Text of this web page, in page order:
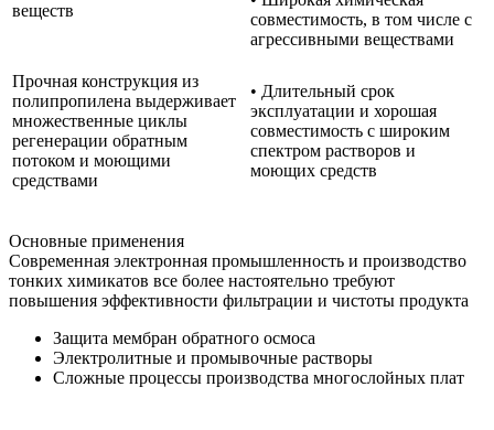
веществ
совместимость, в том числе с
агрессивными веществами
Прочная конструкция из
полипропилена выдерживает
множественные циклы
регенерации обратным
потоком и моющими
средствами
• Длительный срок
эксплуатации и хорошая
совместимость с широким
спектром растворов и
моющих средств
Основные применения
Современная электронная промышленность и производство
тонких химикатов все более настоятельно требуют
повышения эффективности фильтрации и чистоты продукта
Защита мембран обратного осмоса
Электролитные и промывочные растворы
Сложные процессы производства многослойных плат